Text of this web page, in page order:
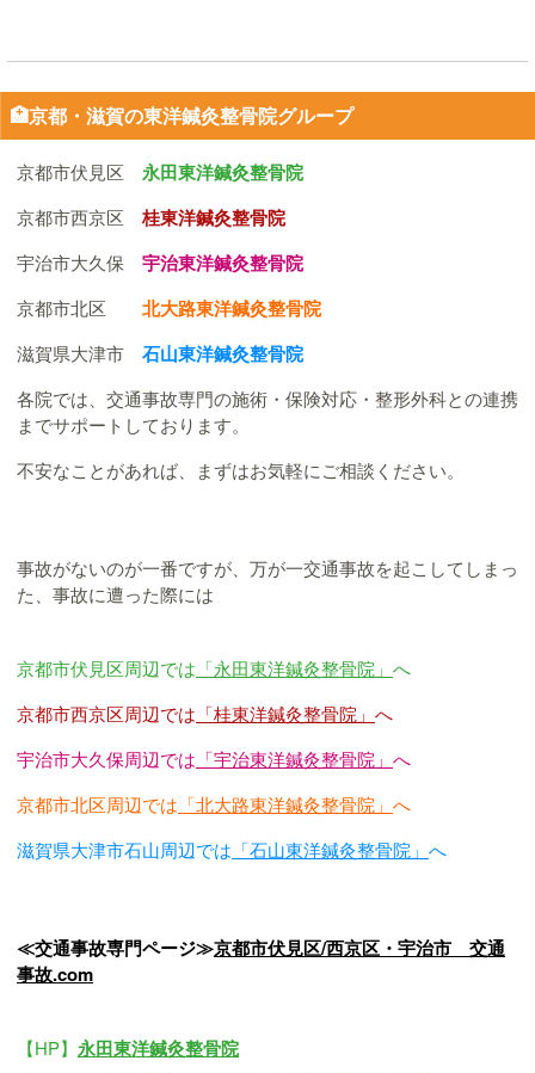
🏥京都・滋賀の東洋鍼灸整骨院グループ
京都市伏見区 永田東洋鍼灸整骨院
京都市西京区 桂東洋鍼灸整骨院
宇治市大久保 宇治東洋鍼灸整骨院
京都市北区 北大路東洋鍼灸整骨院
滋賀県大津市 石山東洋鍼灸整骨院
各院では、交通事故専門の施術・保険対応・整形外科との連携
までサポートしております。
不安なことがあれば、まずはお気軽にご相談ください。
事故がないのが一番ですが、万が一交通事故を起こしてしまっ
た、事故に遭った際には
京都市伏見区周辺では 「永田東洋鍼灸整骨院」 へ
京都市西京区周辺では 「桂東洋鍼灸整骨院」 へ
宇治市大久保周辺では 「宇治東洋鍼灸整骨院」 へ
京都市北区周辺では 「北大路東洋鍼灸整骨院」 へ
滋賀県大津市石山周辺では 「石山東洋鍼灸整骨院」 へ
≪交通事故専門ページ≫京都市伏見区/西京区・宇治市 交通
事故.com
【HP】 永田東洋鍼灸整骨院